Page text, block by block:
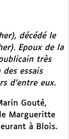
décédé le
Epoux de la
très
essais
d’entre eux.
Gouté,
Margueritte
à Blois.